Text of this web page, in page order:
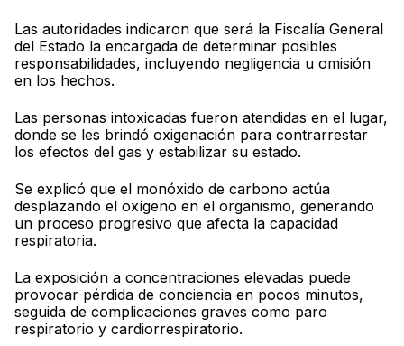
Las autoridades indicaron que será la Fiscalía General
del Estado la encargada de determinar posibles
responsabilidades, incluyendo negligencia u omisión
en los hechos.
Las personas intoxicadas fueron atendidas en el lugar,
donde se les brindó oxigenación para contrarrestar
los efectos del gas y estabilizar su estado.
Se explicó que el monóxido de carbono actúa
desplazando el oxígeno en el organismo, generando
un proceso progresivo que afecta la capacidad
respiratoria.
La exposición a concentraciones elevadas puede
provocar pérdida de conciencia en pocos minutos,
seguida de complicaciones graves como paro
respiratorio y cardiorrespiratorio.